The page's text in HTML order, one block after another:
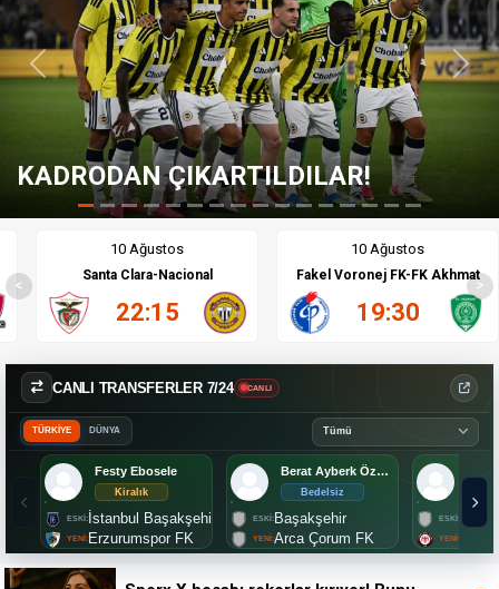
'TRANSFERDEN RAHATSIZLAR!'
Geri İleri
<
10 Ağustos
Santa Clara-Nacional
22:15
10 Ağustos
Fakel Voronej FK-FK Akhmat
19:30
>
CANLI TRANSFERLER 7/24 CANLI
TÜRKİYE DÜNYA
Festy Ebosele
Kiralık
İstanbul Başakşehir
Erzurumspor FK
Berat Ayberk Özdemir
Bedelsiz
Başakşehir
Arca Çorum FK